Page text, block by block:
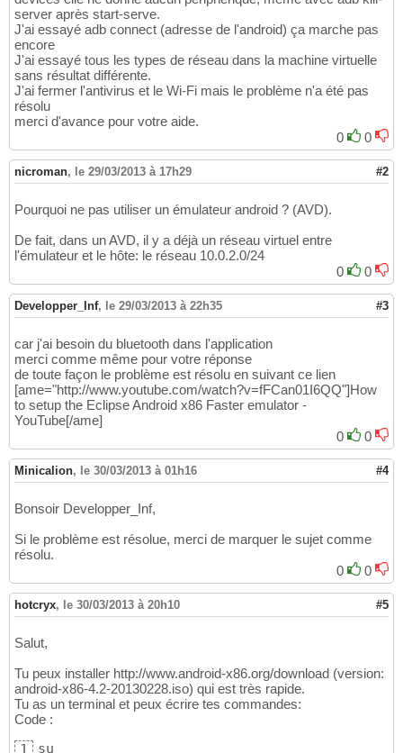
server après start-serve.
J'ai essayé adb connect (adresse de l'android) ça marche pas
encore
J'ai essayé tous les types de réseau dans la machine virtuelle
sans résultat différente.
J'ai fermer l'antivirus et le Wi-Fi mais le problème n'a été pas
résolu
merci d'avance pour votre aide.
0
0
nicroman, le 29/03/2013 à 17h29 #2
Pourquoi ne pas utiliser un émulateur android ? (AVD).
De fait, dans un AVD, il y a déjà un réseau virtuel entre
l'émulateur et le hôte: le réseau 10.0.2.0/24
0
0
Developper_Inf, le 29/03/2013 à 22h35 #3
car j'ai besoin du bluetooth dans l'application
merci comme même pour votre réponse
de toute façon le problème est résolu en suivant ce lien
[ame="http://www.youtube.com/watch?v=fFCan01I6QQ"]How
to setup the Eclipse Android x86 Faster emulator -
YouTube[/ame]
0
0
Minicalion, le 30/03/2013 à 01h16 #4
Bonsoir Developper_Inf,
Si le problème est résolue, merci de marquer le sujet comme
résolu.
0
0
hotcryx, le 30/03/2013 à 20h10 #5
Salut,
Tu peux installer http://www.android-x86.org/download (version:
android-x86-4.2-20130228.iso) qui est très rapide.
Tu as un terminal et peux écrire tes commandes:
Code :
1 su